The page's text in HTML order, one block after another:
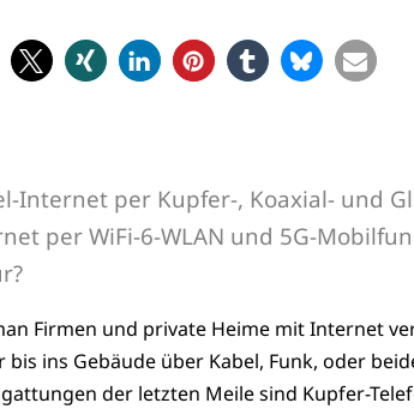
Internet per Kupfer-, Koaxial- und
per WiFi-6-WLAN und 5G-
Firmen und private Heime mit Internet
bis ins Gebäude über Kabel, Funk, oder
der letzten Meile sind Kupfer-